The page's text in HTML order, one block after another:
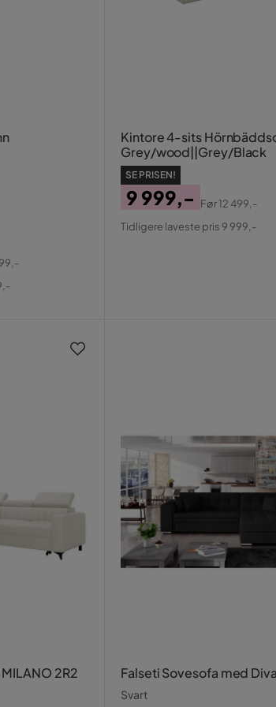
Kintore 4-sits
Grey/wood||Grey/Black
SE PRISEN!
Pris
9 999,-
Original
Før12 499,-
Tidligere laveste pris 9 999,-
2R2
Falseti Sovesofa med
Svart